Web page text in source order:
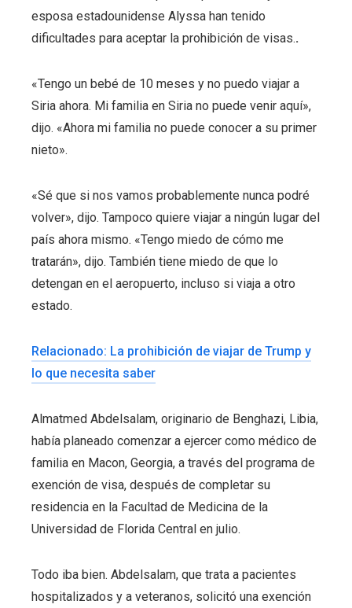
esposa estadounidense Alyssa han tenido
dificultades para aceptar la prohibición de visas..
«Tengo un bebé de 10 meses y no puedo viajar a
Siria ahora. Mi familia en Siria no puede venir aquí»,
dijo. «Ahora mi familia no puede conocer a su primer
nieto».
«Sé que si nos vamos probablemente nunca podré
volver», dijo. Tampoco quiere viajar a ningún lugar del
país ahora mismo. «Tengo miedo de cómo me
tratarán», dijo. También tiene miedo de que lo
detengan en el aeropuerto, incluso si viaja a otro
estado.
Relacionado: La prohibición de viajar de Trump y
lo que necesita saber
Almatmed Abdelsalam, originario de Benghazi, Libia,
había planeado comenzar a ejercer como médico de
familia en Macon, Georgia, a través del programa de
exención de visa, después de completar su
residencia en la Facultad de Medicina de la
Universidad de Florida Central en julio.
Todo iba bien. Abdelsalam, que trata a pacientes
hospitalizados y a veteranos, solicitó una exención